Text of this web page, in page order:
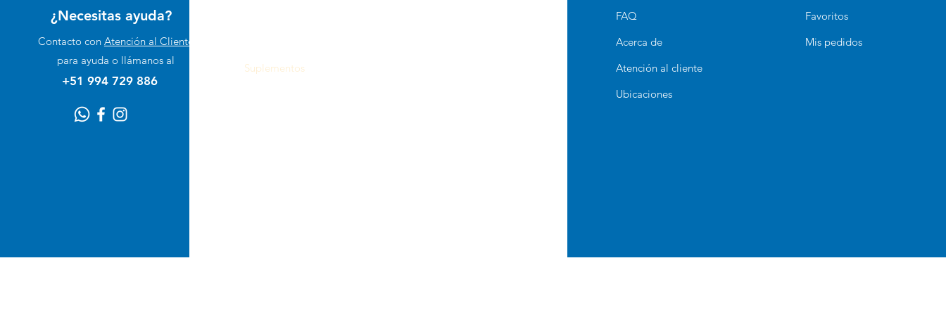
¿Necesitas ayuda?
Contacto con Atención al Cliente
para ayuda o llámanos al
+51 994 729 886
Suplementos
FAQ
Acerca de
Atención al cliente
Ubicaciones
Favoritos
Mis pedidos